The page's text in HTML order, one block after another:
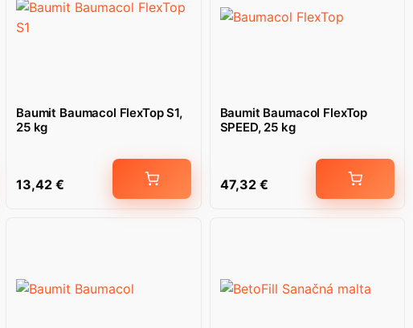
Baumit Baumacol FlexTop S1,
25 kg
13,42 €
Baumit Baumacol FlexTop
SPEED, 25 kg
47,32 €